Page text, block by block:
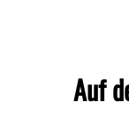
Auf